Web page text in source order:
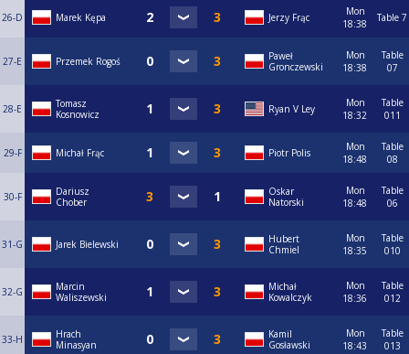
26-D Marek Kępa Jerzy Frąc
Mon
18:38
Table 7
27-E Przemek Rogoś
Paweł
Gronczewski
Mon
18:38
Table
07
28-E
Tomasz
Kosnowicz
Ryan V Ley
Mon
18:32
Table
011
29-F Michał Frąc Piotr Polis
Mon
18:48
Table
08
30-F
Dariusz
Chober
Oskar
Natorski
Mon
18:48
Table
06
31-G Jarek Bielewski
Hubert
Chmiel
Mon
18:35
Table
010
32-G
Marcin
Waliszewski
Michał
Kowalczyk
Mon
18:36
Table
012
33-H
Hrach
Minasyan
Kamil
Gosławski
Mon
18:43
Table
013